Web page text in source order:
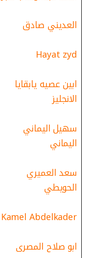
العديني صادق
Hayat zyd
ابين عصيه يابقايا
الانجليز
سهيل اليماني
اليماني
سعد العميري
الحويطي
Kamel Abdelkader
ابو صلاح المصرى